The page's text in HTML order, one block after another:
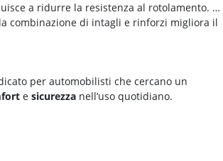
a ridurre la resistenza al rotolamento. Le
combinazione di intagli e rinforzi migliora il
per automobilisti che cercano un
e sicurezza nell’uso quotidiano.